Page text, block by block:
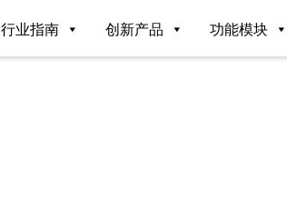
行业指南 创新产品 功能模块